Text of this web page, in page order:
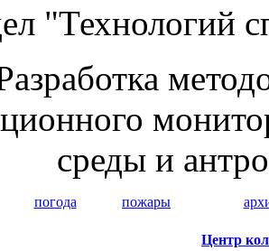
"Технологий
среды и
погода пожары
Центр